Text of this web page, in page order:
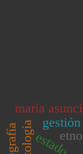
maría
estado